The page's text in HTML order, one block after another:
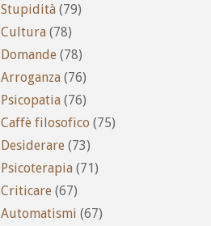
Stupidità (79)
Cultura (78)
Domande (78)
Arroganza (76)
Psicopatia (76)
Caffè filosofico (75)
Desiderare (73)
Psicoterapia (71)
Criticare (67)
Automatismi (67)